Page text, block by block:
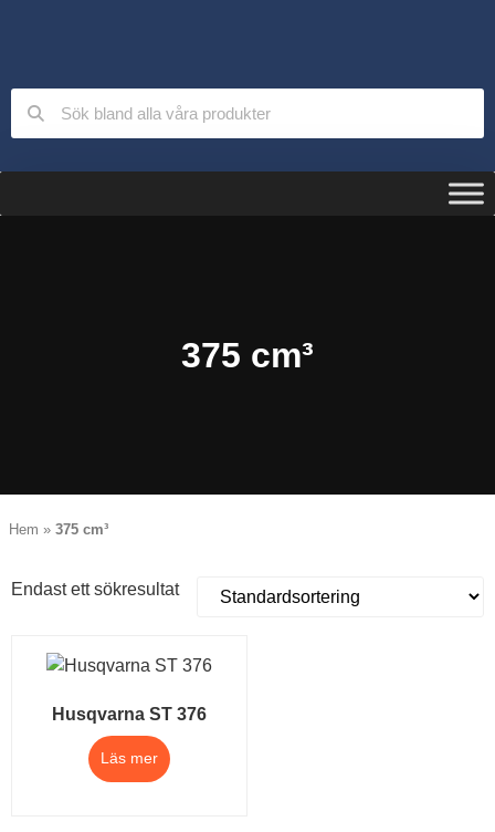
375 cm³
Hem » 375 cm³
Endast ett sökresultat
Husqvarna ST 376
Läs mer